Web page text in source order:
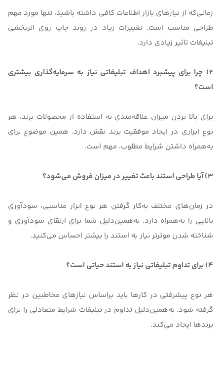
زمانی‌که از نیازهای بازار اطلاعات کافی داشته باشید، تنها مورد مهم
طراحی مناسب است. تغییرات زیاد در روند چاپ روی اثربخشی
تبلیغات تاثیر زیادی دارد.
2) چرا برای پیشبرد اهداف تبلیغاتی نیاز به سرمایه‌گذاری بیشتری
است؟
برای بالا بردن میزان علاقه‌مندی به استفاده از محصولات برند، هر
نوع ابزاری در ایجاد موفقیت برند نقش دارد. همین موضوع برای
به‌همراه داشتن شرایط مطلوب، مهم است.
3) آیا طراحی استند باعث تغییر در میزان فروش می‌شود؟
در زمان‌های مختلف به‌کار گرفتن هر نوع ابزار مناسبی، سودآوری
بالایی را به‌همراه دارد. به‌همین‌دلیل شما برای ارتقای سودآوری و
شناخته شدن موثرتر نیاز به استند را بیشتر احساس می‌کنید.
4) برای تداوم تبلیغاتی نیاز به استند حیاتی است؟
هر نوع پیشرفتی در کارها باید براساس نیازهای مخاطبین در نظر
گرفته شود. به‌همین‌دلیل تداوم در تبلیغات شرایط متعادلی را برای
برندها ایجاد می‌کند.